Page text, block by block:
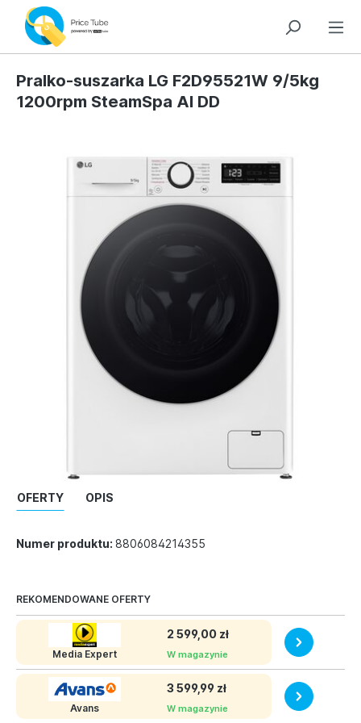
Pralko-suszarka LG F2D95521W 9/5kg
1200rpm SteamSpa AI DD
OFERTY OPIS
Numer produktu: 8806084214355
REKOMENDOWANE OFERTY
Media Expert
2 599,00 zł
W magazynie
Avans
3 599,99 zł
W magazynie